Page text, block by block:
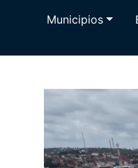
Municipios